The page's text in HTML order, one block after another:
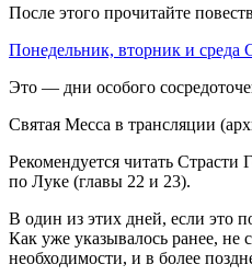
После этого прочитайте
Понедельник, вторник и среда
Это — дни особого
Святая Месса в трансляции
Рекомендуется читать
по Луке (главы 22 и 23).
В один из этих дней, если это
Как уже указывалось ранее, не
необходимости, и в более